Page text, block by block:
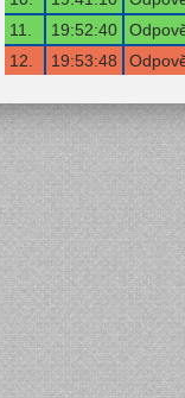
11.
19:52:40
12.
19:53:48